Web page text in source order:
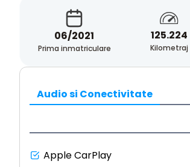
06/2021
Prima inmatriculare
125.224
Kilometraj
Audio si Conectivitate
Apple CarPlay